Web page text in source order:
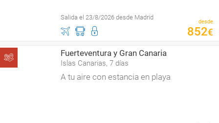
Salida el 23/8/2026 desde Madrid
desde
852€
Fuerteventura y Gran Canaria
Islas Canarias, 7 días
A tu aire con estancia en playa